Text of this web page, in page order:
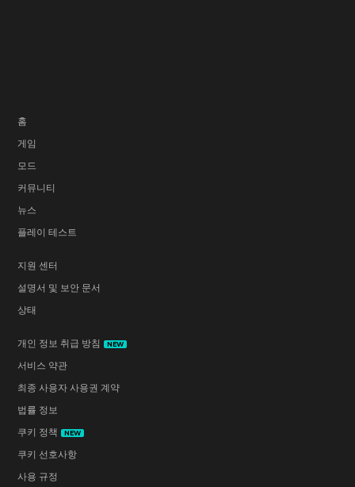
홈
게임
모드
커뮤니티
뉴스
플레이 테스트
지원 센터
설명서 및 보안 문서
상태
개인 정보 취급 방침 NEW
서비스 약관
최종 사용자 사용권 계약
법률 정보
쿠키 정책
NEW
쿠키 선호사항
사용 규정